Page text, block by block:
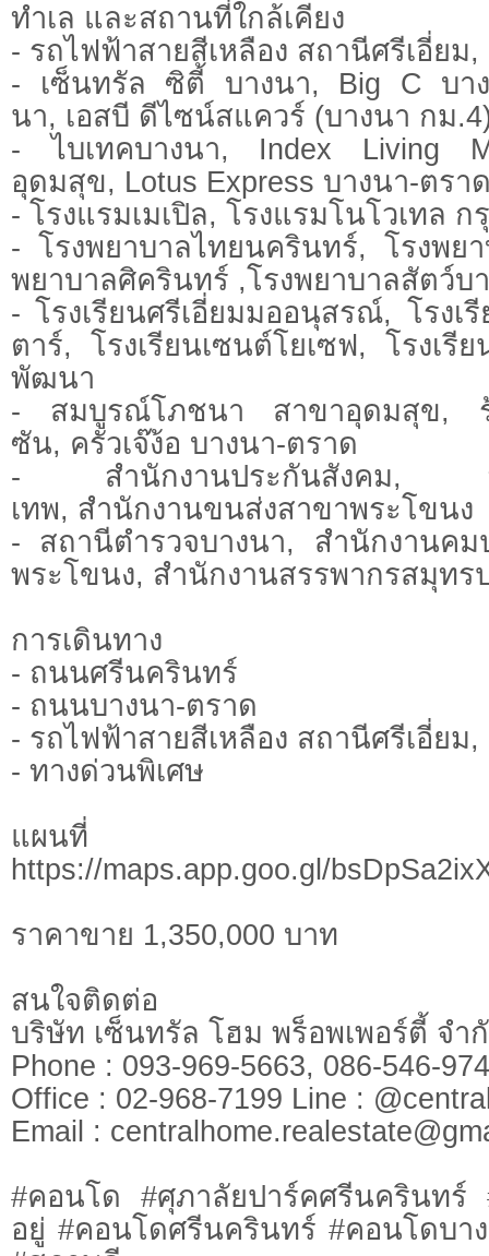
ทำเล และสถานที่ใกล้เคียง
- รถไฟฟ้าสายสีเหลือง สถานีศรีเอี่ยม
- เซ็นทรัล ซิตี้ บางนา, Big C บา
นา, เอสบี ดีไซน์สแควร์ (บางนา กม
- ไบเทคบางนา, Index Living
อุดมสุข, Lotus Express บางนา-ตรา
- โรงแรมเมเปิล, โรงแรมโนโวเทล ก
- โรงพยาบาลไทยนครินทร์, โรงพย
พยาบาลศิครินทร์ ,โรงพยาบาลสัตว์บ
- โรงเรียนศรีเอี่ยมมออนุสรณ์, โรงเรี
ตาร์, โรงเรียนเซนต์โยเซฟ, โรงเรี
พัฒนา
- สมบูรณ์โภชนา สาขาอุดมสุข,
ซัน, ครัวเจ๊ง้อ บางนา-ตราด
- สำนักงานประกันสังคม, สโ
เทพ, สำนักงานขนส่งสาขาพระโขนง
- สถานีตำรวจบางนา, สำนักงานค
พระโขนง, สำนักงานสรรพากรสมุทร
การเดินทาง
- ถนนศรีนครินทร์
- ถนนบางนา-ตราด
- รถไฟฟ้าสายสีเหลือง สถานีศรีเอี่ยม
- ทางด่วนพิเศษ
แผน
https://maps.app.goo.gl/
ราคาขาย 1,350,000 บาท
สนใจติดต่อ
บริษัท เซ็นทรัล โฮม พร็อพเพอร์ตี้
Phone : 093-969-5663, 086-546-
Office : 02-968-7199 Line :
​​​​​​​Email :
#คอนโด #ศุภาลัยปาร์คศรีนครินทร์
อยู่ #คอนโดศรีนครินทร์ #คอนโดบา